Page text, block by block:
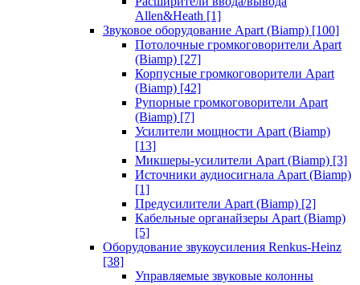
Allen&Heath [1]
Звуковое оборудование Apart (Biamp) [100]
Потолочные громкоговорители Apart
(Biamp) [27]
Корпусные громкоговорители Apart
(Biamp) [42]
Рупорные громкоговорители Apart
(Biamp) [7]
Усилители мощности Apart (Biamp)
[13]
Микшеры-усилители Apart (Biamp) [3]
Источники аудиосигнала Apart (Biamp)
[1]
Предусилители Apart (Biamp) [2]
Кабельные органайзеры Apart (Biamp)
[5]
Оборудование звукоусиления Renkus-Heinz
[38]
Управляемые звуковые колонны